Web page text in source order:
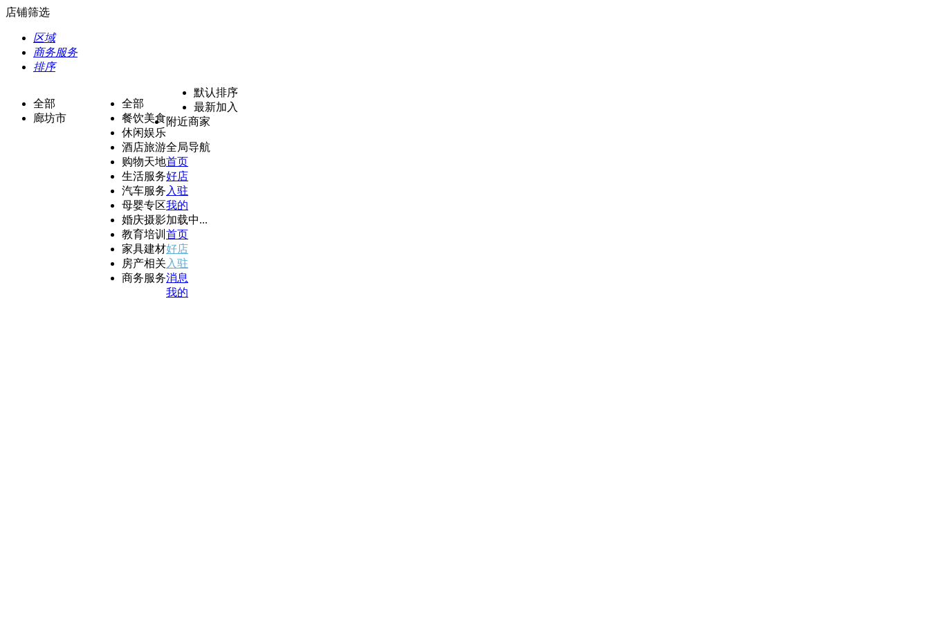
店铺筛选
区域
商务服务
排序
全部
廊坊市
全部
餐饮美食
休闲娱乐
酒店旅游
购物天地
生活服务
汽车服务
母婴专区
婚庆摄影
教育培训
家具建材
房产相关
商务服务
默认排序
最新加入
附近商家
全局导航
首页
好店
入驻
我的
加载中...
首页
好店
入驻
消息
我的